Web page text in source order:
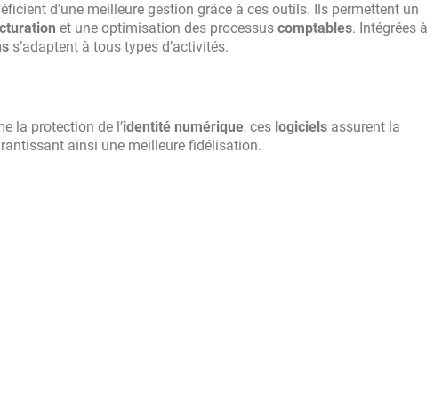
d’une meilleure gestion grâce à ces outils. Ils permettent un
et une optimisation des processus comptables. Intégrées à
s’adaptent à tous types d’activités.
la protection de l’identité numérique, ces logiciels assurent la
ainsi une meilleure fidélisation.